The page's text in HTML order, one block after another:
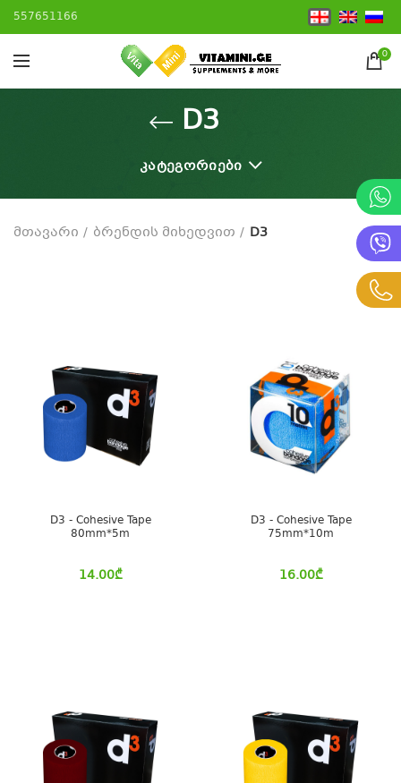
557651166
0
D3
ᲙᲐᲢᲔᲒᲝᲠᲘᲔᲑᲘ
მთავარი ბრენდის მიხედვით D3
D3 - Cohesive Tape
80mm*5m
14.00₾
D3 - Cohesive Tape
75mm*10m
16.00₾